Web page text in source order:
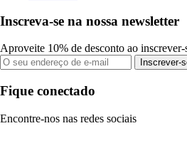
Inscreva-se na nossa newsletter
Aproveite 10% de desconto ao inscrever-
Inscrever-
Fique conectado
Encontre-nos nas redes sociais